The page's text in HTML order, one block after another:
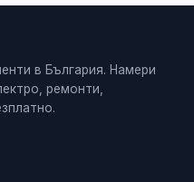
в България. Намери
ремонти,